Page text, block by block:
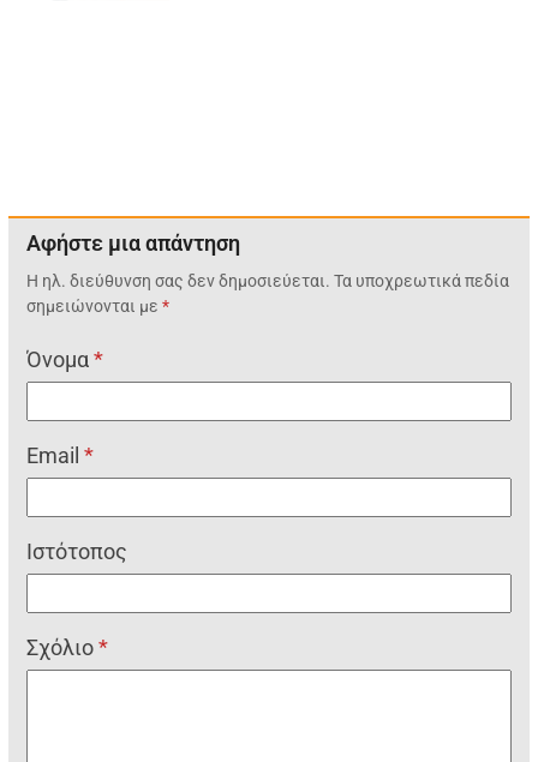
Αφήστε μια απάντηση
Η ηλ. διεύθυνση σας δεν δημοσιεύεται. Τα υποχρεωτικά πεδία
σημειώνονται με*
Όνομα*
Email*
Ιστότοπος
Σχόλιο*